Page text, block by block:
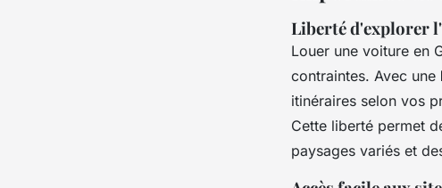
Liberté d'explorer
Louer une voiture en
contraintes. Avec une
itinéraires selon vos
Cette liberté permet
paysages variés et